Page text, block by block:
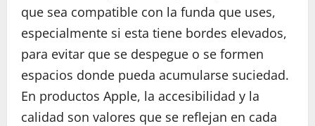
que sea compatible con la funda que uses,
especialmente si esta tiene bordes elevados,
para evitar que se despegue o se formen
espacios donde pueda acumularse suciedad.
En productos Apple, la accesibilidad y la
calidad son valores que se reflejan en cada